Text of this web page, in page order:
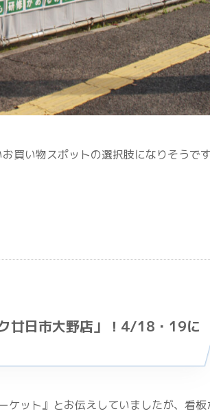
買い物スポットの選択肢になりそうで
廿日市大野店」！4/18・19に
ケット』とお伝えしていましたが、看板